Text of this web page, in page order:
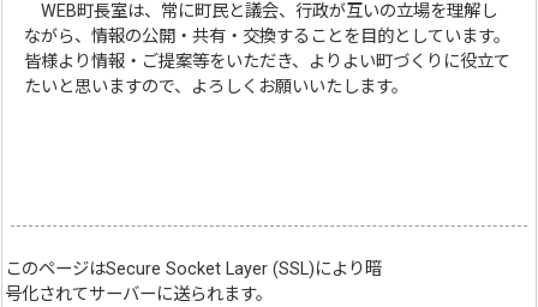
WEB町長室は、常に町民と議会、行政が互いの立場を理解し
ながら、情報の公開・共有・交換することを目的としています。
皆様より情報・ご提案等をいただき、よりよい町づくりに役立て
たいと思いますので、よろしくお願いいたします。
このページはSecure Socket Layer (SSL)により暗
号化されてサーバーに送られます。